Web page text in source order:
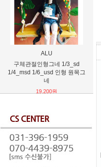
TB
함대 콜렉션 칸코레 금강 코스프
레
62,400원